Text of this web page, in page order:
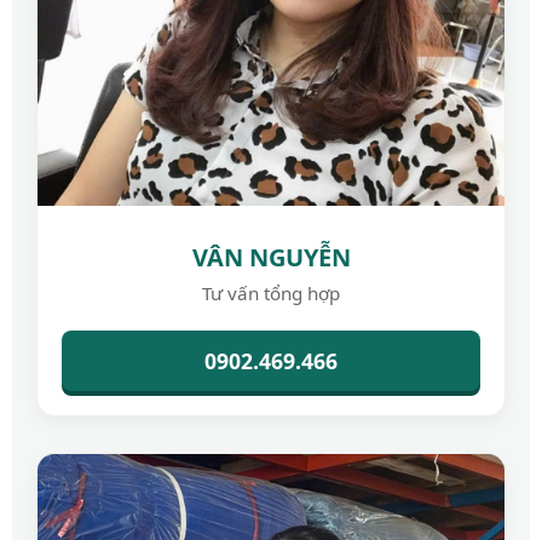
VÂN NGUYỄN
Tư vấn tổng hợp
0902.469.466